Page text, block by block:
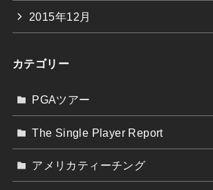
2015年12月
カテゴリー
PGAツアー
The Single Player Report
アメリカティーチング